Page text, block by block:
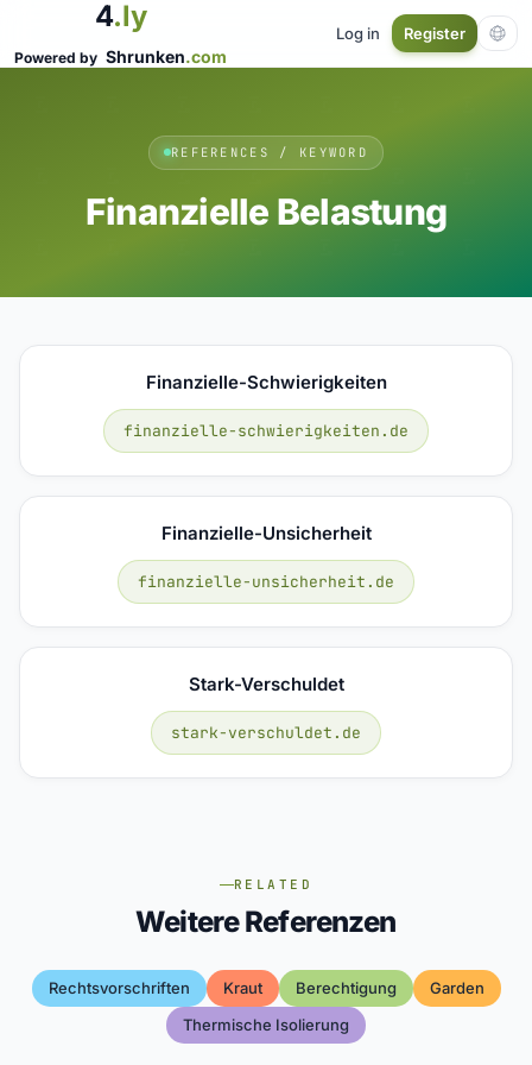
4.ly
Powered by Shrunken.com
Log in Register
REFERENCES / KEYWORD
Finanzielle Belastung
Finanzielle-Schwierigkeiten
finanzielle-schwierigkeiten.de
Finanzielle-Unsicherheit
finanzielle-unsicherheit.de
Stark-Verschuldet
stark-verschuldet.de
RELATED
Weitere Referenzen
Rechtsvorschriften Kraut Berechtigung
Garden
Thermische Isolierung